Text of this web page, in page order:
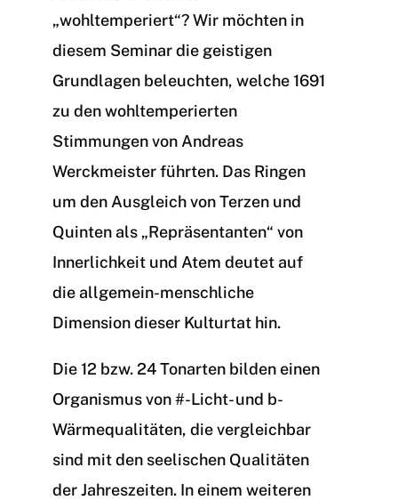
„wohltemperiert“? Wir möchten in
diesem Seminar die geistigen
Grundlagen beleuchten, welche 1691
zu den wohltemperierten
Stimmungen von Andreas
Werckmeister führten. Das Ringen
um den Ausgleich von Terzen und
Quinten als „Repräsentanten“ von
Innerlichkeit und Atem deutet auf
die allgemein-menschliche
Dimension dieser Kulturtat hin.
Die 12 bzw. 24 Tonarten bilden einen
Organismus von #-Licht- und b-
Wärmequalitäten, die vergleichbar
sind mit den seelischen Qualitäten
der Jahreszeiten. In einem weiteren